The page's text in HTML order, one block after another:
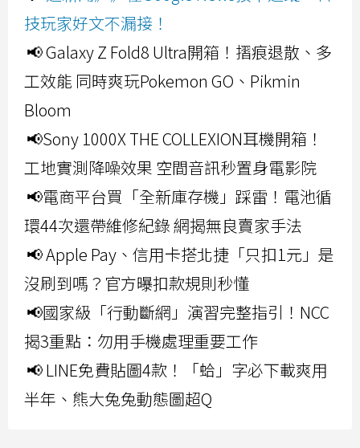
技玩家好文不漏接！
📢 Galaxy Z Fold8 Ultra開箱！摺痕退散、多
工效能 同時爽玩Pokemon GO、Pikmin
Bloom
📢Sony 1000X THE COLLEXION耳機開箱！
工地實測降噪效果 空間音訊秒置身電影院
📢電商平台買「全新庫存機」踩雷！電池循
環44次還帶維修紀錄 網揭無良賣家手法
📢 Apple Pay、信用卡搭北捷「只扣1元」是
沒刷到嗎？官方曝扣款規則秒懂
📢國家級「行動斷網」演習完整指引！NCC
揭3重點：勿用手機處理重要工作
📢 LINE免費貼圖4款！「蛤」字必下載爽用
半年、熊大兔兔動態圖超Q